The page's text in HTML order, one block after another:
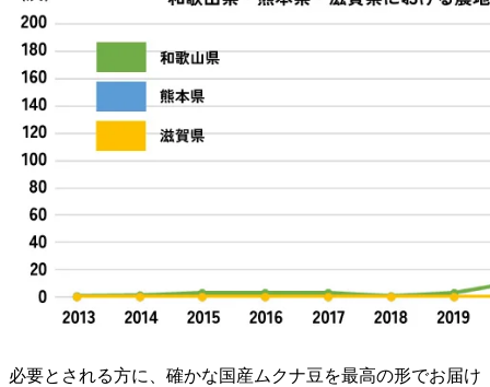
必要とされる方に、確かな国産ムクナ豆を最高の形でお届け